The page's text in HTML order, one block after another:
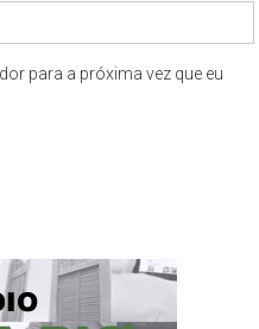
para a próxima vez que eu